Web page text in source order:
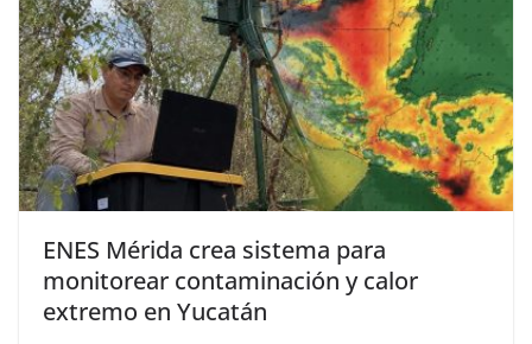
ENES Mérida crea sistema para
monitorear contaminación y calor
extremo en Yucatán